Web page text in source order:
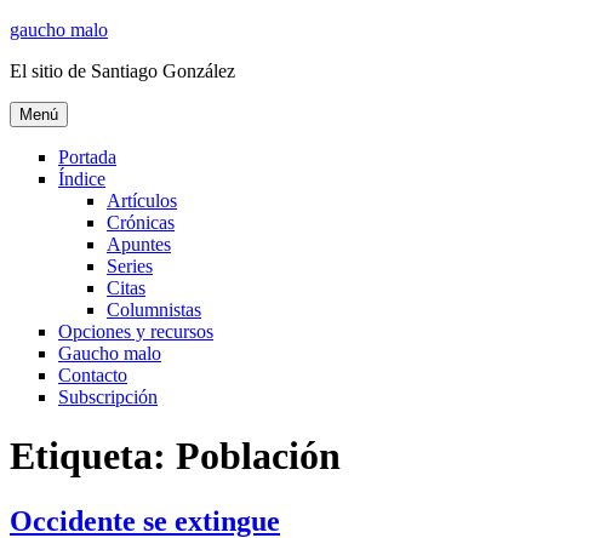
Ir
contenido
gaucho malo
El sitio de Santiago González
Menú
Portada
Índice
Artículos
Crónicas
Apuntes
Series
Citas
Columnistas
Opciones y recursos
Gaucho malo
Contacto
Subscripción
Etiqueta: Población
Occidente se extingue